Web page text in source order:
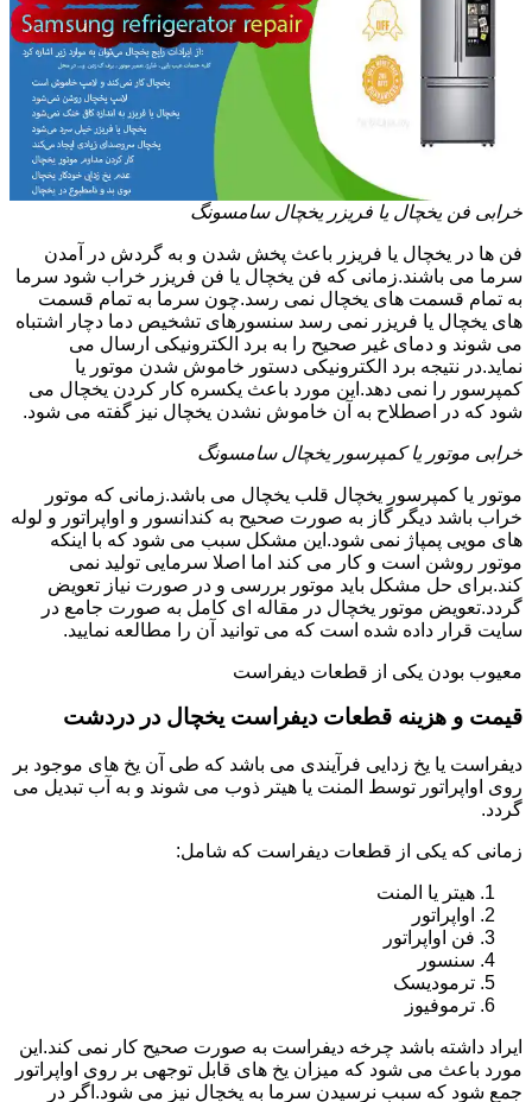
خرابی فن یخچال یا فریزر یخچال سامسونگ
فن ها در یخچال یا فریزر باعث پخش شدن و به گردش در آمدن
سرما می باشند.زمانی که فن یخچال یا فن فریزر خراب شود سرما
به تمام قسمت های یخچال نمی رسد.چون سرما به تمام قسمت
های یخچال یا فریزر نمی رسد سنسورهای تشخیص دما دچار اشتباه
می شوند و دمای غیر صحیح را به برد الکترونیکی ارسال می
نماید.در نتیجه برد الکترونیکی دستور خاموش شدن موتور یا
کمپرسور را نمی دهد.این مورد باعث یکسره کار کردن یخچال می
شود که در اصطلاح به آن خاموش نشدن یخچال نیز گفته می شود.
خرابی موتور یا کمپرسور یخچال سامسونگ
موتور یا کمپرسور یخچال قلب یخچال می باشد.زمانی که موتور
خراب باشد دیگر گاز به صورت صحیح به کندانسور و اواپراتور و لوله
های مویی پمپاژ نمی شود.این مشکل سبب می شود که با اینکه
موتور روشن است و کار می کند اما اصلا سرمایی تولید نمی
کند.برای حل مشکل باید موتور بررسی و در صورت نیاز تعویض
گردد.تعویض موتور یخچال در مقاله ای کامل به صورت جامع در
سایت قرار داده شده است که می توانید آن را مطالعه نمایید.
معیوب بودن یکی از قطعات دیفراست
قیمت و هزینه قطعات دیفراست یخچال در دردشت
دیفراست یا یخ زدایی فرآیندی می باشد که طی آن یخ های موجود بر
روی اواپراتور توسط المنت یا هیتر ذوب می شوند و به آب تبدیل می
گردد.
زمانی که یکی از قطعات دیفراست که شامل:
هیتر یا المنت
اواپراتور
فن اواپراتور
سنسور
ترمودیسک
ترموفیوز
ایراد داشته باشد چرخه دیفراست به صورت صحیح کار نمی کند.این
مورد باعث می شود که میزان یخ های قابل توجهی بر روی اواپراتور
جمع شود که سبب نرسیدن سرما به یخچال نیز می شود.اگر در